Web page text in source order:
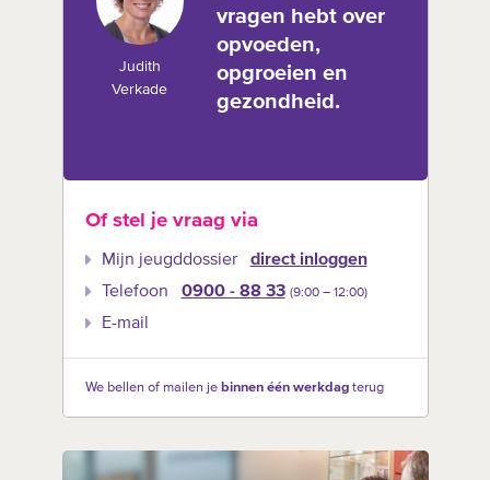
Judith
Verkade
vragen hebt over
opvoeden,
opgroeien en
gezondheid.
Of stel je vraag via
Mijn jeugddossier
direct inloggen
Telefoon
0900 - 88 33 (9:00 –‍ 12:00)
E-mail
We bellen of mailen je binnen één werkdagterug